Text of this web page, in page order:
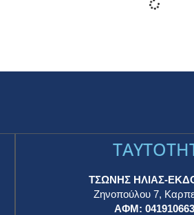
“Είμαστε όλοι δίπλα σας με
πίστη στις δυνατότητές σας”
Γιώργου Γιάννακα για τις
29 Μαΐου 2026